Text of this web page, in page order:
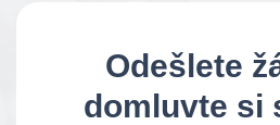
Odešlete
domluvte si